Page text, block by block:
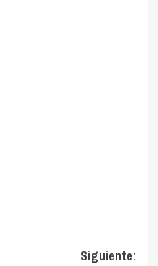
Siguiente: